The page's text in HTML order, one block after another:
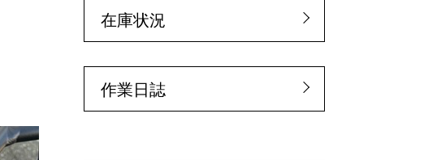
在庫状況
作業日誌